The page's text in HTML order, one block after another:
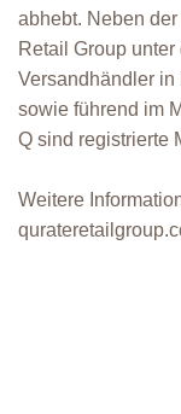
abhebt. Neben
Retail Group
Versandhändler in
sowie führend im
Q sind registrierte
Weitere